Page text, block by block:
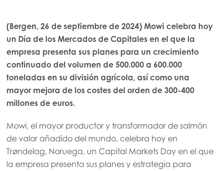
(Bergen, 26 de septiembre de 2024) Mowi celebra hoy
un Día de los Mercados de Capitales en el que la
empresa presenta sus planes para un crecimiento
continuado del volumen de 500.000 a 600.000
toneladas en su división agrícola, así como una
mayor mejora de los costes del orden de 300-400
millones de euros.
Mowi, el mayor productor y transformador de salmón
de valor añadido del mundo, celebra hoy en
Trøndelag, Noruega, un Capital Markets Day en el que
la empresa presenta sus planes y estrategia para